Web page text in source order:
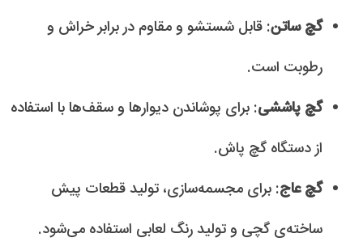
گچ ساتن: قابل شستشو و مقاوم در برابر خراش و
رطوبت است.
گچ پاششی: برای پوشاندن دیوارها و سقف‌ها با استفاده
از دستگاه گچ پاش.
گچ عاج: برای مجسمه‌سازی، تولید قطعات پیش
ساخته‌ی گچی و تولید رنگ لعابی استفاده می‌شود.